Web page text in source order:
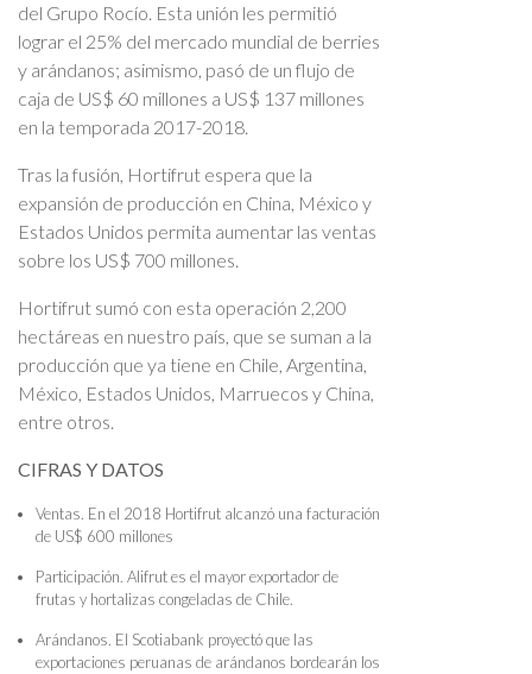
del Grupo Rocío. Esta unión les permitió
lograr el 25% del mercado mundial de berries
y arándanos; asimismo, pasó de un flujo de
caja de US$ 60 millones a US$ 137 millones
en la temporada 2017-2018.
Tras la fusión, Hortifrut espera que la
expansión de producción en China, México y
Estados Unidos permita aumentar las ventas
sobre los US$ 700 millones.
Hortifrut sumó con esta operación 2,200
hec­táreas en nuestro país, que se suman a la
producción que ya tiene en Chile, Argentina,
México, Estados Unidos, Marruecos y China,
entre otros.
CIFRAS Y DATOS
Ventas. En el 2018 Hortifrut alcanzó una facturación
de US$ 600 millones
Participación. Alifrut es el mayor exportador de
frutas y hortalizas congeladas de Chile.
Arándanos. El Scotiabank proyectó que las
exportaciones peruanas de arándanos bordearán los